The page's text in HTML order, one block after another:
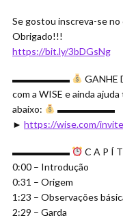
Se gostou inscreva-se no
Obrigado!!!
https://bit.ly/3bDGsNg
▬▬▬▬▬▬
GANHE
com a WISE e ainda
abaixo:
▬▬▬▬▬▬
► https://wise.com/
▬▬▬▬▬▬ C A P Í
0:00 – Introdução
0:31 – Origem
1:23 – Observações
2:29 – Garda